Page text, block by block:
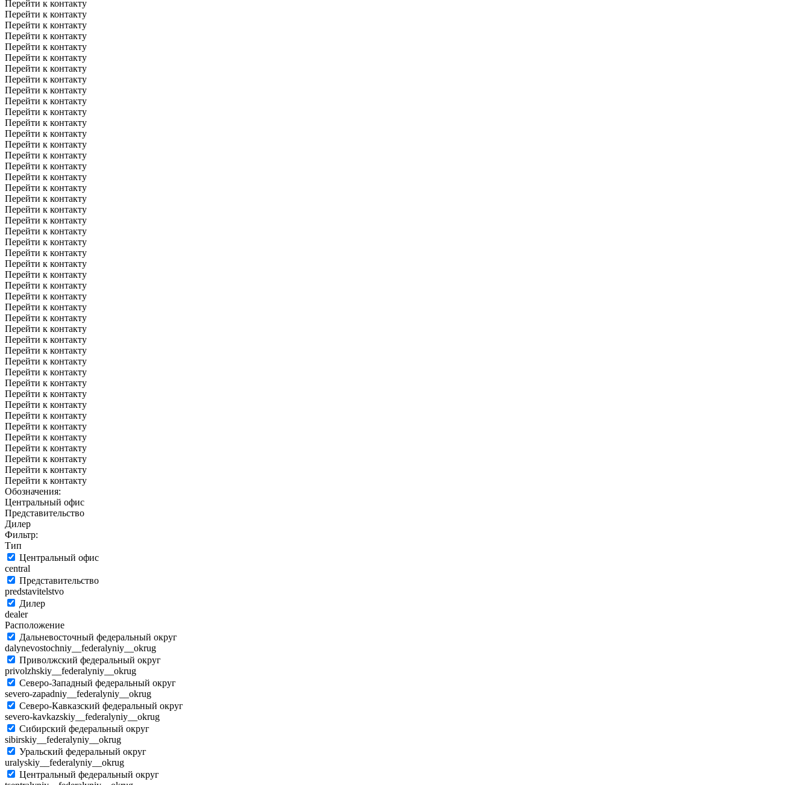
Перейти к контакту
Перейти к контакту
Перейти к контакту
Перейти к контакту
Перейти к контакту
Перейти к контакту
Перейти к контакту
Перейти к контакту
Перейти к контакту
Перейти к контакту
Перейти к контакту
Перейти к контакту
Перейти к контакту
Перейти к контакту
Перейти к контакту
Перейти к контакту
Перейти к контакту
Перейти к контакту
Перейти к контакту
Перейти к контакту
Перейти к контакту
Перейти к контакту
Перейти к контакту
Перейти к контакту
Перейти к контакту
Перейти к контакту
Перейти к контакту
Перейти к контакту
Перейти к контакту
Перейти к контакту
Перейти к контакту
Перейти к контакту
Перейти к контакту
Перейти к контакту
Перейти к контакту
Перейти к контакту
Перейти к контакту
Перейти к контакту
Перейти к контакту
Перейти к контакту
Перейти к контакту
Перейти к контакту
Перейти к контакту
Перейти к контакту
Перейти к контакту
Обозначения:
Центральный офис
Представительство
Дилер
Фильтр:
Тип
Центральный офис
central
Представительство
predstavitelstvo
Дилер
dealer
Расположение
Дальневосточный федеральный округ
dalynevostochniy__federalyniy__okrug
Приволжский федеральный округ
privolzhskiy__federalyniy__okrug
Северо-Западный федеральный округ
severo-zapadniy__federalyniy__okrug
Северо-Кавказский федеральный округ
severo-kavkazskiy__federalyniy__okrug
Сибирский федеральный округ
sibirskiy__federalyniy__okrug
Уральский федеральный округ
uralyskiy__federalyniy__okrug
Центральный федеральный округ